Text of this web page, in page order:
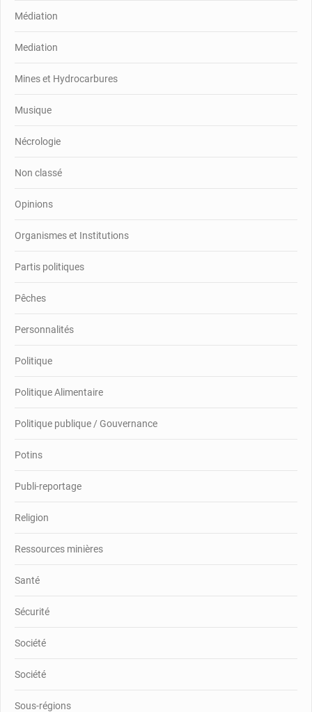
Médiation
Mediation
Mines et Hydrocarbures
Musique
Nécrologie
Non classé
Opinions
Organismes et Institutions
Partis politiques
Pêches
Personnalités
Politique
Politique Alimentaire
Politique publique / Gouvernance
Potins
Publi-reportage
Religion
Ressources minières
Santé
Sécurité
Société
Société
Sous-régions